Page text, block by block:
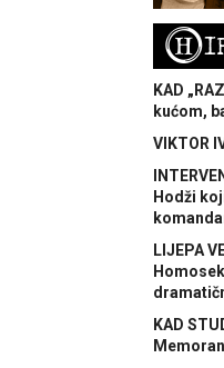
H
KAD
kućom,
VIKTOR
Hodži
LIJEPA
KAD